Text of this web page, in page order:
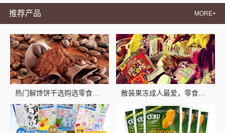
推荐产品 MORE+
热门解馋饼干选购选零食大明星 散装果冻成人最爱，零食大明星款超好吃